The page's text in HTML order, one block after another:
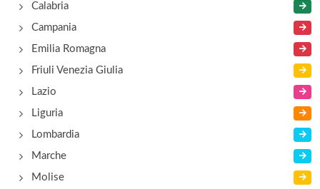
Calabria
Campania
Emilia Romagna
Friuli Venezia Giulia
Lazio
Liguria
Lombardia
Marche
Molise